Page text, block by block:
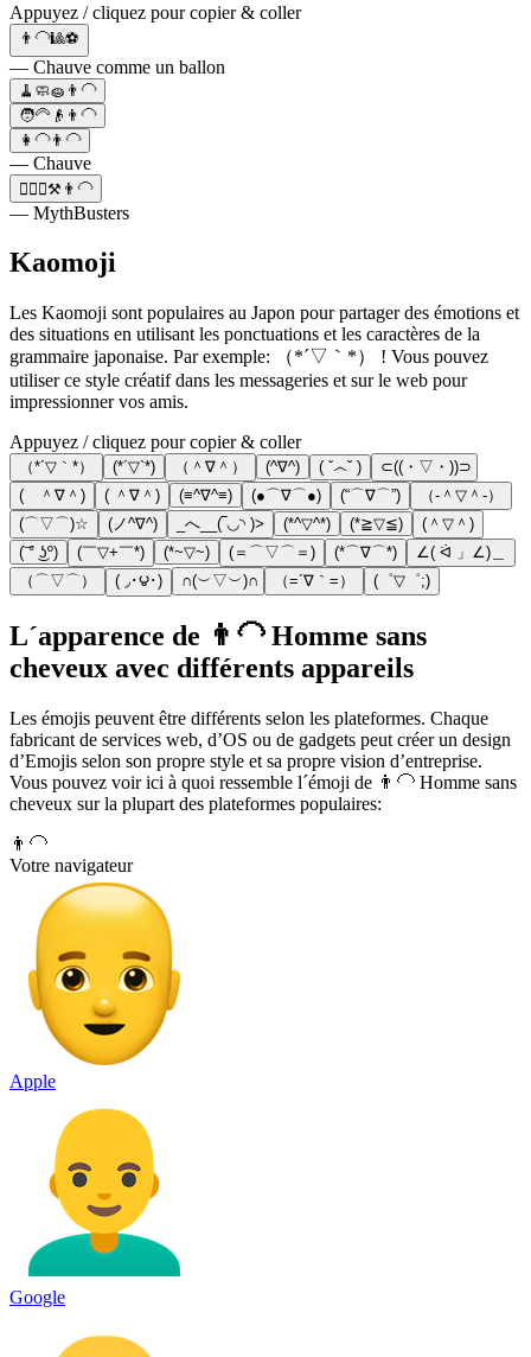
Appuyez / cliquez pour copier & coller
👨‍🦲🎱⚽
— Chauve comme un ballon
🧹🧼🧽👨‍🦲
🧑‍🦳👴👨‍🦲
👩‍🦲👨‍🦲
— Chauve
🧙‍♂️✨⚒️👨‍🦲
— MythBusters
Kaomoji
Les Kaomoji sont populaires au Japon pour partager des émotions et
des situations en utilisant les ponctuations et les caractères de la
grammaire japonaise. Par exemple: （*´▽｀*） ! Vous pouvez
utiliser ce style créatif dans les messageries et sur le web pour
impressionner vos amis.
Appuyez / cliquez pour copier & coller
（*´▽｀*） (*´▽`*) （＾∇＾） (^∇^) ( ˇ෴ˇ )
⊂((・▽・))⊃
( ＾∇＾)
( ＾∇＾) (≡^∇^≡) (●⌒∇⌒●) (“⌒∇⌒”)
（‐＾▽＾‐）
(⌒▽⌒)☆
(ノ^∇^) _へ__(‾◡◝ )> (*^▽^*) (*≧▽≦)
(＾▽＾)
(͝ ° ͜ʖº)
(￣▽+￣*) (*~▽~) (＝⌒▽⌒＝) (*⌒∇⌒*)
∠( ᐛ 」∠)＿
（⌒▽⌒）
( ◞･౪･) ∩(︶▽︶)∩ （=´∇｀=） (゜▽゜;)
L´apparence de 👨‍🦲 Homme sans
cheveux avec différents appareils
Les émojis peuvent être différents selon les plateformes. Chaque
fabricant de services web, d’OS ou de gadgets peut créer un design
d’Emojis selon son propre style et sa propre vision d’entreprise.
Vous pouvez voir ici à quoi ressemble l´émoji de 👨‍🦲 Homme sans
cheveux sur la plupart des plateformes populaires:
👨‍🦲
Votre navigateur
Apple
Google